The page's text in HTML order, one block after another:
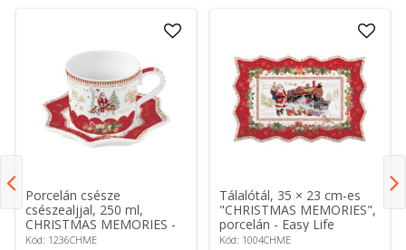
Porcelán csésze
csészealjjal, 250 ml,
CHRISTMAS MEMORIES -
Easy Life
Kód: 1236CHME
Tálalótál, 35 × 23 cm-es
"CHRISTMAS MEMORIES",
porcelán - Easy Life
Kód: 1004CHME